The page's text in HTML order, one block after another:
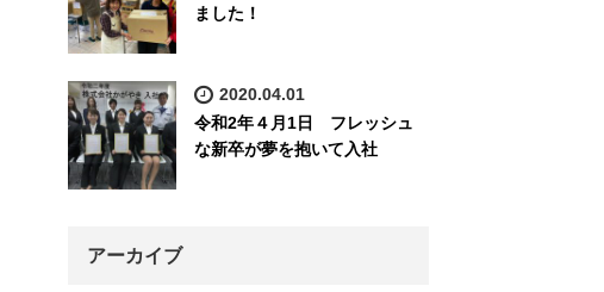
ました！
2020.04.01
令和2年４月1日 フレッシュ
な新卒が夢を抱いて入社
アーカイブ